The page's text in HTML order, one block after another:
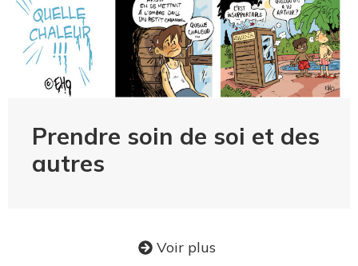
Prendre soin de soi et des
autres
Voir plus